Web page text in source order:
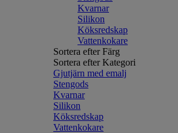
Kvarnar
Silikon
Köksredskap
Vattenkokare
Sortera efter Färg
Sortera efter Kategori
Gjutjärn med emalj
Stengods
Kvarnar
Silikon
Köksredskap
Vattenkokare